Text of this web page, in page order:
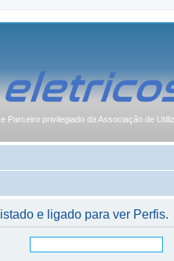
Parceiro privilegiado da Associação de
e ligado para ver Perfis.